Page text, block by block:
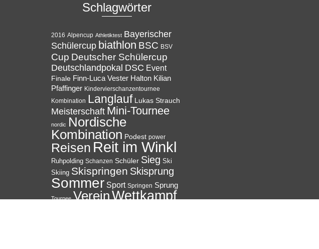
Schlagwörter
2016 Alpencup Athletiktest Bayerischer
Schülercup biathlon BSC BSV
Cup Deutscher Schülercup
Deutschlandpokal DSC Event
Finale Finn-Luca Vester Halton Kilian
Pfaffinger Kindervierschanzentournee
Kombination Langlauf Lukas Strauch
Meisterschaft Mini-Tournee
nordic Nordische
Kombination Podest power
Reisen Reit im Winkl
Ruhpolding Schanzen Schüler Sieg Ski
Skiing Skispringen Skisprung
Sommer Sport Springen Sprung
Tournee VereinWettkampf